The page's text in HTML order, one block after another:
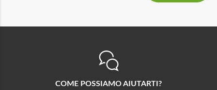
COME POSSIAMO AIUTARTI?